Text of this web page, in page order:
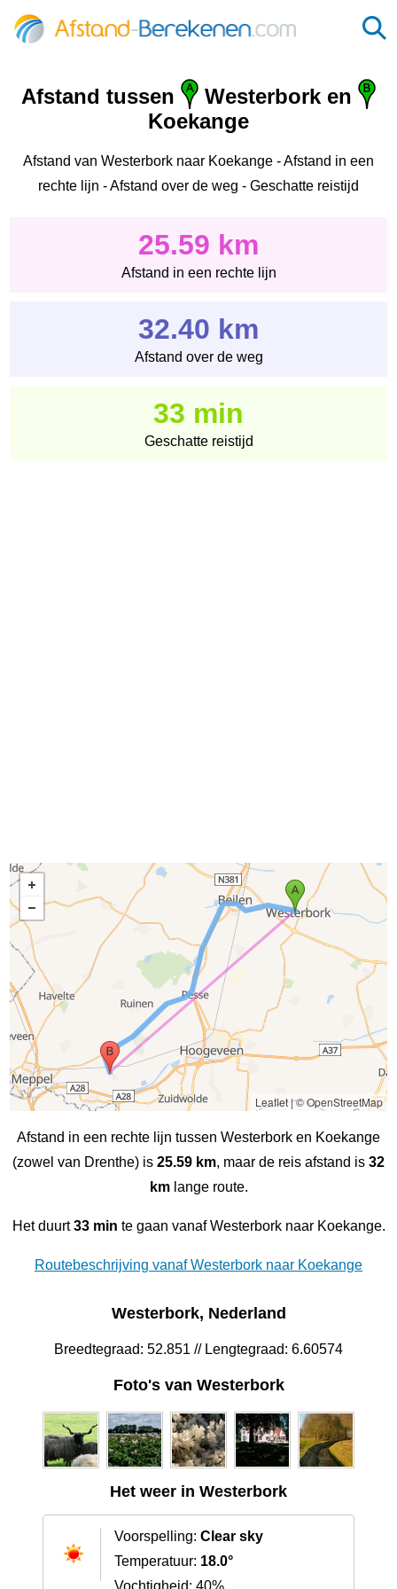
Afstand tussen
Westerbork en
Koekange
Afstand van Westerbork naar Koekange - Afstand in een
rechte lijn - Afstand over de weg - Geschatte reistijd
25.59 km
Afstand in een rechte lijn
32.40 km
Afstand over de weg
33 min
Geschatte reistijd
Leaflet|© OpenStreetMap
Afstand in een rechte lijn tussen Westerbork en Koekange
(zowel van Drenthe) is 25.59 km, maar de reis afstand is 32
kmlange route.
Het duurt33 min te gaan vanaf Westerbork naar Koekange.
Routebeschrijving vanaf Westerbork naar Koekange
Westerbork, Nederland
Breedtegraad: 52.851 // Lengtegraad: 6.60574
Foto's van Westerbork
Het weer in Westerbork
Voorspelling: Clear sky
Temperatuur: 18.0°